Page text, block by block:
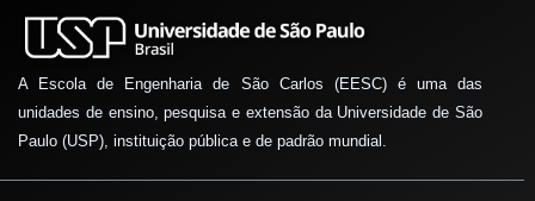
A Escola de Engenharia de São Carlos (EESC) é uma das
unidades de ensino, pesquisa e extensão da Universidade de São
Paulo (USP), instituição pública e de padrão mundial.